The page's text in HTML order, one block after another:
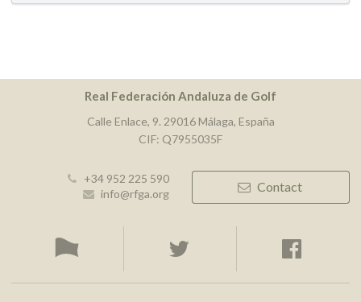
Real Federación Andaluza de Golf
Calle Enlace, 9. 29016 Málaga, España
CIF: Q7955035F
+34 952 225 590
info@rfga.org
Contact